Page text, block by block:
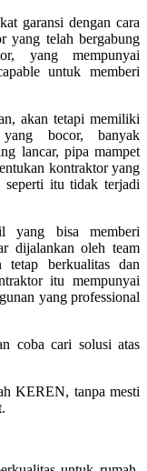
garansi dengan cara
yang telah bergabung
yang mempunyai
untuk memberi
akan tetapi memiliki
bocor, banyak
lancar, pipa mampet
kontraktor yang
seperti itu tidak terjadi
yang bisa memberi
dijalankan oleh team
tetap berkualitas dan
itu mempunyai
yang professional
coba cari solusi atas
KEREN, tanpa mesti